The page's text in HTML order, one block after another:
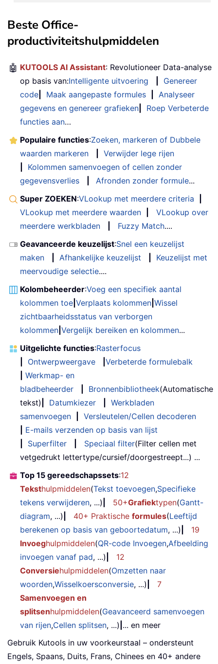
Beste Office-
productiviteitshulpmiddelen
🤖 KUTOOLS AI Assistant: Revolutioneer Data-analyse
op basis van:Intelligente uitvoering
Genereer
code
Maak aangepaste formules
Analyseer
gegevens en genereer grafieken
Roep Verbeterde
functies aan…
Populaire functies:Zoeken, markeren of Dubbele
waarden markeren
Verwijder lege rijen
Kolommen samenvoegen of cellen zonder
gegevensverlies
Afronden zonder formule...
Super ZOEKEN:VLookup met meerdere criteria
VLookup met meerdere waarden
VLookup over
meerdere werkbladen
Fuzzy Match....
Geavanceerde keuzelijst:Snel een keuzelijst
maken
Afhankelijke keuzelijst
Keuzelijst met
meervoudige selectie....
Kolombeheerder:Voeg een specifiek aantal
kolommen toe Verplaats kolommen Wissel
zichtbaarheidsstatus van verborgen
kolommen Vergelijk bereiken en kolommen...
Uitgelichte functies:Rasterfocus
Ontwerpweergave
Verbeterde formulebalk
Werkmap- en
bladbeheerder
Bronnenbibliotheek(Automatische
tekst)
Datumkiezer
Werkbladen
samenvoegen
Versleutelen/Cellen decoderen
E-mails verzenden op basis van lijst
Superfilter Speciaal filter(Filter cellen met
vetgedrukt lettertype/cursief/doorgestreept...) ...
Top 15 gereedschapssets:12
Teksthulpmiddelen(Tekst toevoegen,Specifieke
tekens verwijderen, ...) 50+Grafiektypen(Gantt-
diagram, ...) 40+ Praktische formules(Leeftijd
berekenen op basis van geboortedatum, ...)
19
Invoeghulpmiddelen(QR-code Invoegen,Afbeelding
invoegen vanaf pad, ...)
12
Conversiehulpmiddelen(Omzetten naar
woorden,Wisselkoersconversie, ...)
7
Samenvoegen en
splitsenhulpmiddelen(Geavanceerd samenvoegen
van rijen,Cellen splitsen, ...) ... en meer
Gebruik Kutools in uw voorkeurstaal – ondersteunt
Engels, Spaans, Duits, Frans, Chinees en 40+ andere